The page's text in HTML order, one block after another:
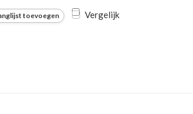
toevoegen Vergelijk